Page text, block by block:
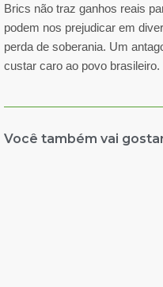
Brics não traz ganhos reais
podem nos prejudicar em
perda de soberania. Um
custar caro ao povo brasileiro.
Você também vai